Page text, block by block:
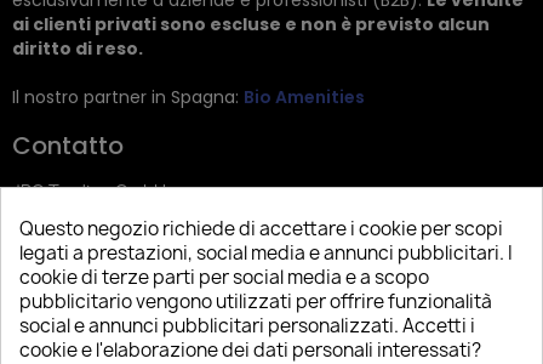
ai clienti privati sono escluse e non è previsto alcun
diritto di reso.
Il nostro partner in Spagna: Bio Amenities
Contatto
JRG Trading GmbH
Zietenstr. 9
12244 Berlin
Tel: +49 (0)30 2357 3470
info@top-amenities.com
Questo negozio richiede di accettare i cookie per scopi
legati a prestazioni, social media e annunci pubblicitari. I
cookie di terze parti per social media e a scopo
pubblicitario vengono utilizzati per offrire funzionalità
social e annunci pubblicitari personalizzati. Accetti i
cookie e l'elaborazione dei dati personali interessati?